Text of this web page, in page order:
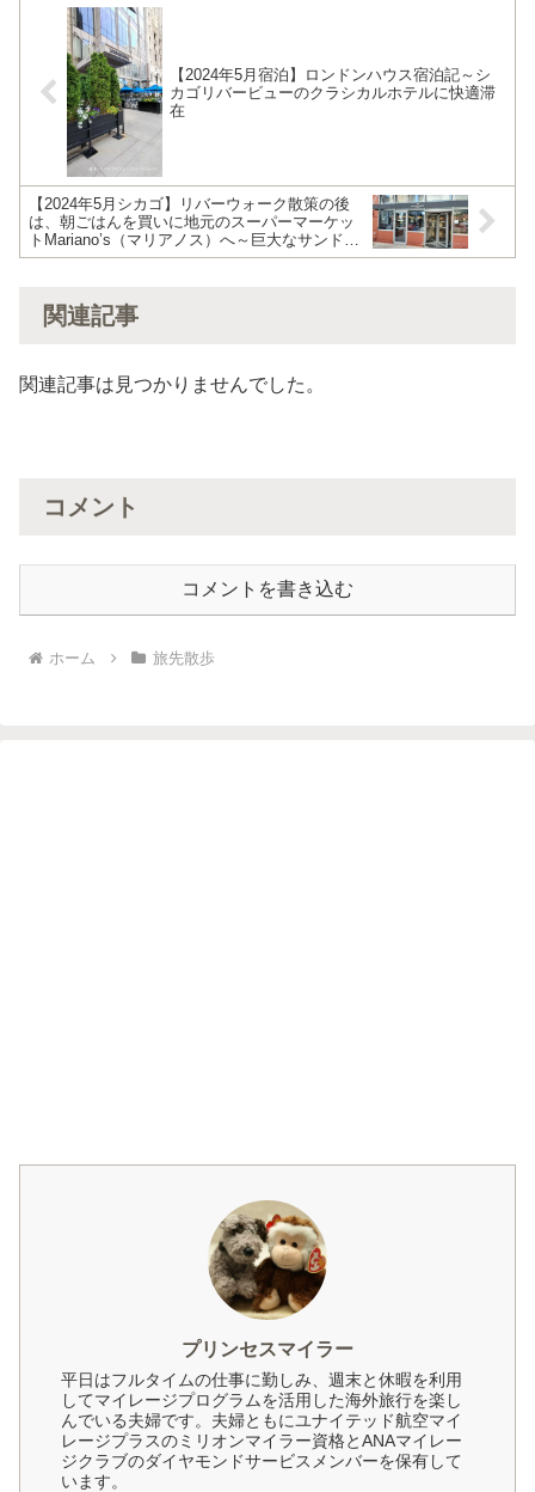
【2024年5月宿泊】ロンドンハウス宿泊記～シ
カゴリバービューのクラシカルホテルに快適滞
在
【2024年5月シカゴ】リバーウォーク散策の後
は、朝ごはんを買いに地元のスーパーマーケッ
トMariano’s（マリアノス）へ～巨大なサンドイ
ッチで豪快な朝食に
関連記事
関連記事は見つかりませんでした。
コメント
コメントを書き込む
ホーム 旅先散歩
プリンセスマイラー
平日はフルタイムの仕事に勤しみ、週末と休暇を利用
してマイレージプログラムを活用した海外旅行を楽し
んでいる夫婦です。夫婦ともにユナイテッド航空マイ
レージプラスのミリオンマイラー資格とANAマイレー
ジクラブのダイヤモンドサービスメンバーを保有して
います。